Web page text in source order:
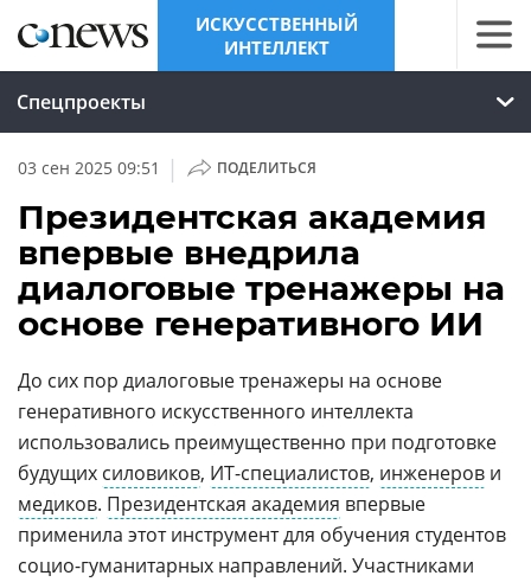
ИСКУССТВЕННЫЙ
ИНТЕЛЛЕКТ
Спецпроекты
03 сен 2025 09:51 | ПОДЕЛИТЬСЯ
Президентская академия
впервые внедрила
диалоговые тренажеры на
основе генеративного ИИ
До сих пор диалоговые тренажеры на основе
генеративного искусственного интеллекта
использовались преимущественно при подготовке
будущих силовиков, ИТ-специалистов, инженеров и
медиков. Президентская академия впервые
применила этот инструмент для обучения студентов
социо-гуманитарных направлений. Участниками